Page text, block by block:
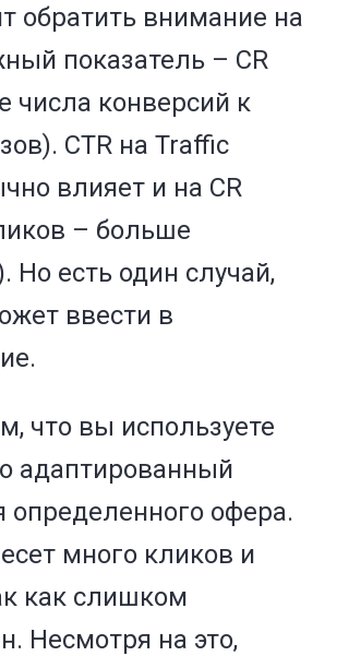
обратить внимание на
показатель – CR
числа конверсий к
CTR на Traffic
влияет и на CR
– больше
Но есть один случай,
ввести в
что вы используете
адаптированный
определенного офера.
много кликов и
как слишком
Несмотря на это,